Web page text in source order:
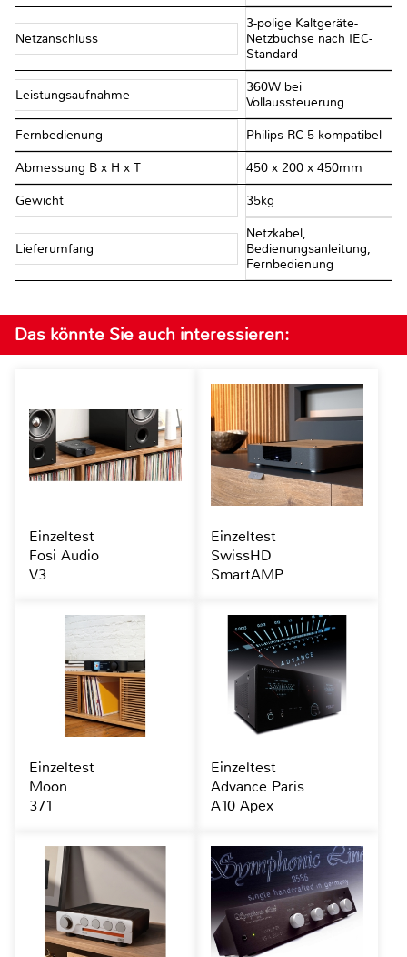
Netzanschluss
3-polige Kaltgeräte-
Netzbuchse nach IEC-
Standard
Leistungsaufnahme
360W bei
Vollaussteuerung
Fernbedienung Philips RC-5 kompatibel
Abmessung B x H x T 450 x 200 x 450mm
Gewicht 35kg
Lieferumfang
Netzkabel,
Bedienungsanleitung,
Fernbedienung
Das könnte Sie auch interessieren:
Einzeltest
Fosi Audio
V3
Einzeltest
SwissHD
SmartAMP
Einzeltest
Moon
371
Einzeltest
Advance Paris
A10 Apex